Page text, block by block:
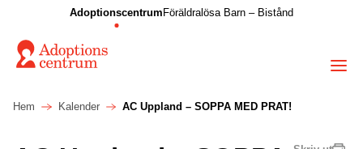
Adoptionscentrum Föräldralösa Barn – Bistånd
Hem Kalender AC Uppland – SOPPA MED PRAT!